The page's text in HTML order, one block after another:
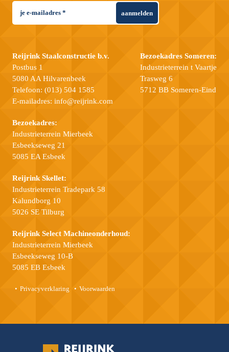
aanmelden
Reijrink Staalconstructie b.v.
Postbus 1
5080 AA Hilvarenbeek
Telefoon: (013) 504 1585
E-mailadres: info@reijrink.com
Bezoekadres:
Industrieterrein Mierbeek
Esbeekseweg 21
5085 EA Esbeek
Bezoekadres Someren:
Industrieterrein t Vaartje
Trasweg 6
5712 BB Someren-Eind
Reijrink Skellet:
Industrieterrein Tradepark 58
Kalundborg 10
5026 SE Tilburg
Reijrink Select Machineonderhoud:
Industrieterrein Mierbeek
Esbeekseweg 10-B
5085 EB Esbeek
Privacyverklaring Voorwaarden